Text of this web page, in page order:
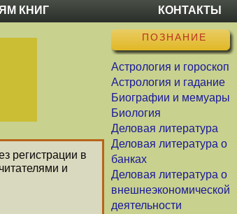
КНИГ КОНТАКТЫ
ПОЗНАНИЕ
Астрология и гороскоп
Астрология и гадание
Биографии и мемуары
Биология
Деловая литература
Деловая литература о
банках
Деловая литература о
внешнеэкономической
деятельности
регистрации в
и